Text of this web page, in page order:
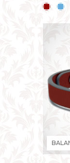
ASTRO